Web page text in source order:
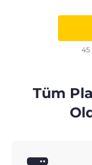
45
Tüm